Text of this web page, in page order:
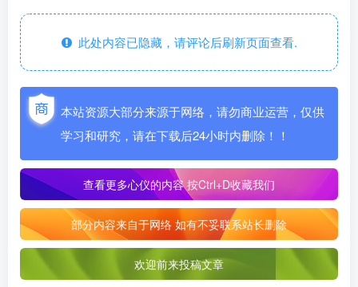
此处内容已隐藏，请评论后刷新页面查看.
本站资源大部分来源于网络，请勿商业运营，仅供
学习和研究，请在下载后24小时内删除！！
查看更多心仪的内容按Ctrl+D收藏我们
部分内容来自于网络 如有不妥联系站长删除
欢迎前来投稿文章